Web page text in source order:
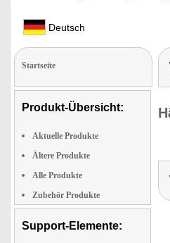
Deutsch
Startseite
Produkt-Übersicht:
Aktuelle Produkte
Ältere Produkte
Alle Produkte
Zubehör Produkte
Support-Elemente: